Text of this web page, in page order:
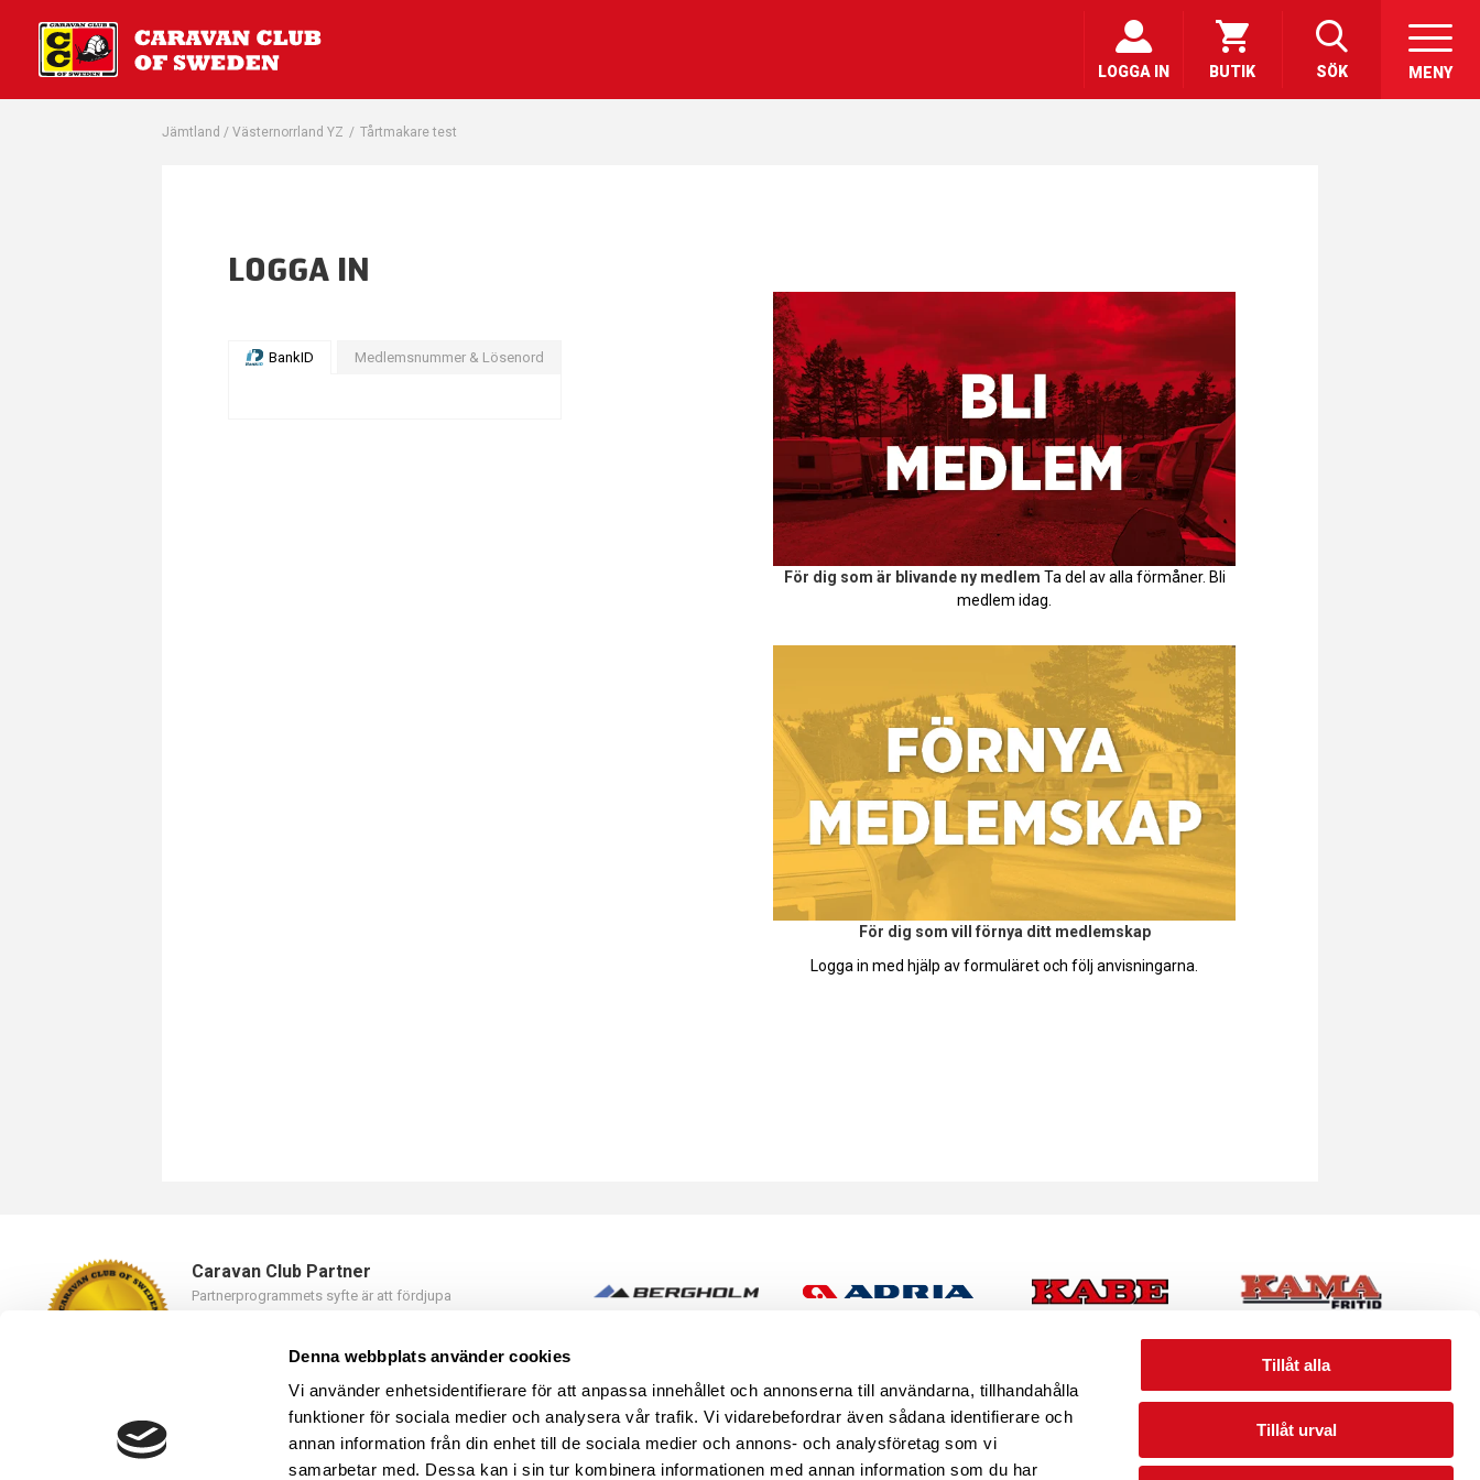
Denna webbplats använder cookies
Vi använder enhetsidentifierare för att anpassa innehållet och annonserna till användarna, tillhandahålla
funktioner för sociala medier och analysera vår trafik. Vi vidarebefordrar även sådana identifierare och
annan information från din enhet till de sociala medier och annons- och analysföretag som vi
samarbetar med. Dessa kan i sin tur kombinera informationen med annan information som du har
Tillåt alla
Tillåt urval
LOGGA IN BUTIK SÖK MENY
Jämtland / Västernorrland YZ / Tårtmakare test
LOGGA IN
BankID Medlemsnummer & Lösenord
För dig som är blivande ny medlem Ta del av alla förmåner. Bli
medlem idag.
För dig som vill förnya ditt medlemskap
Logga in med hjälp av formuläret och följ anvisningarna.
Caravan Club Partner
Partnerprogrammets syfte är att fördjupa